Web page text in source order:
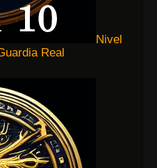
Nivel
Real